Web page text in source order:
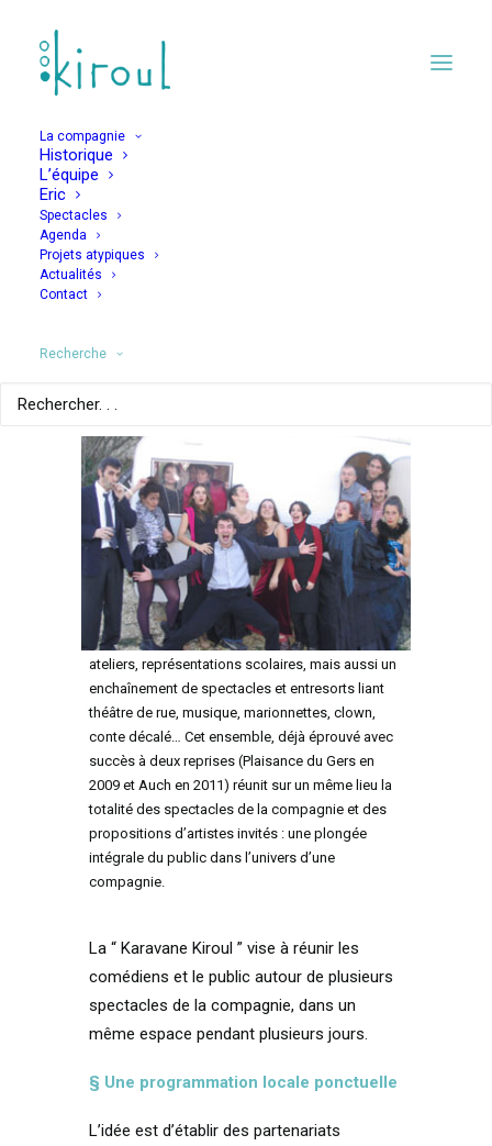
La compagnie
Historique
L’équipe
Eric
Spectacles
Agenda
Projets atypiques
Actualités
Contact
Recherche
La Karavane Kiroul
Il s’agit d’une proposition de la compagnie Kiroul
de « débarquer » dans une commune pour
plusieurs jours, offrant actions de médiation,
ateliers, représentations scolaires, mais aussi un
enchaînement de spectacles et entresorts liant
théâtre de rue, musique, marionnettes, clown,
conte décalé… Cet ensemble, déjà éprouvé avec
succès à deux reprises (Plaisance du Gers en
2009 et Auch en 2011) réunit sur un même lieu la
totalité des spectacles de la compagnie et des
propositions d’artistes invités : une plongée
intégrale du public dans l’univers d’une
compagnie.
La “ Karavane Kiroul ” vise à réunir les
comédiens et le public autour de plusieurs
spectacles de la compagnie, dans un
même espace pendant plusieurs jours.
§ Une programmation locale ponctuelle
L’idée est d’établir des partenariats